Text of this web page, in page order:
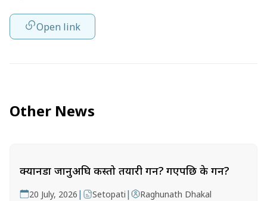
Open link
Other News
क्यानडा जानुअघि कस्तो तयारी गर्ने? गएपछि के गर्ने?
20 July, 2026 | Setopati | Raghunath Dhakal